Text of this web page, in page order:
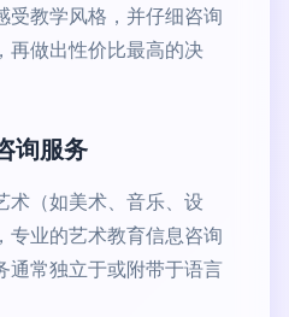
受教学风格，并仔细咨询
再做出性价比最高的决
询服务
术（如美术、音乐、设
专业的艺术教育信息咨询
通常独立于或附带于语言